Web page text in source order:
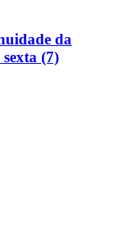
da
(7)